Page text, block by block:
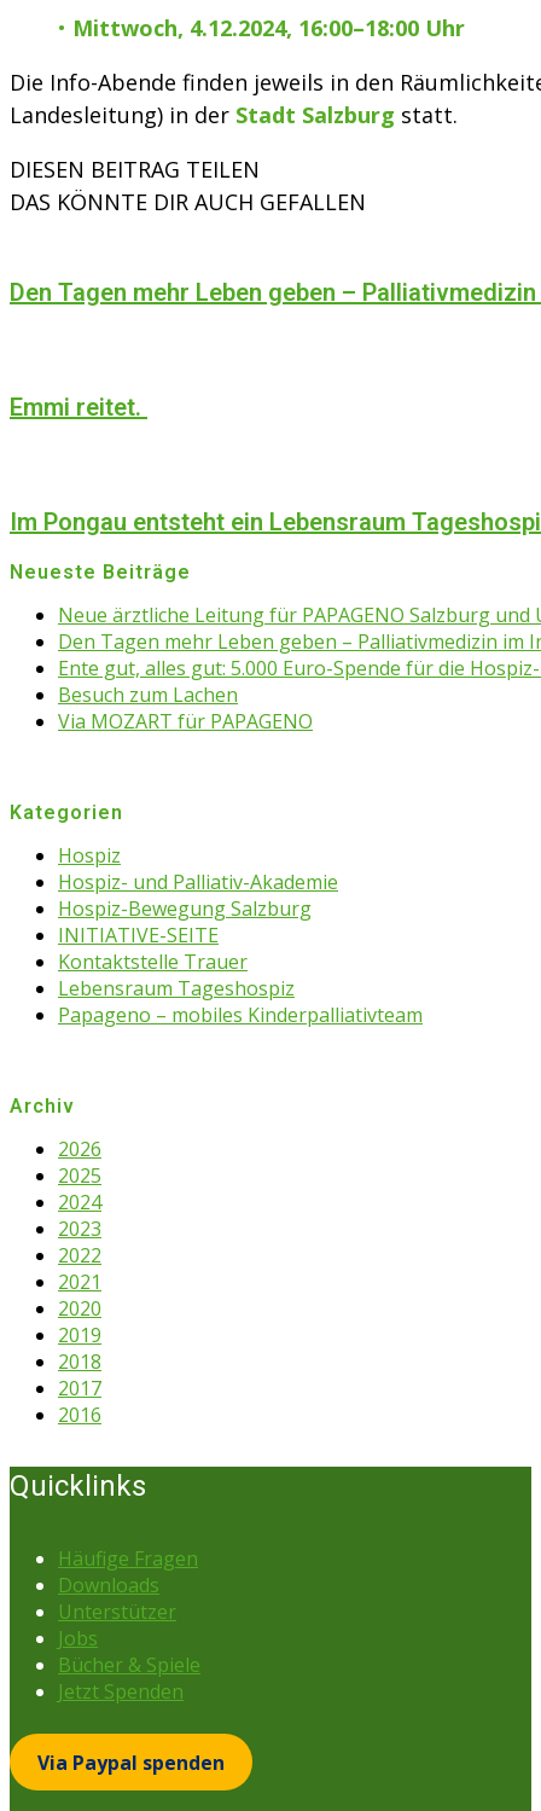
• Mittwoch, 4.12.2024, 16:00–18:00 Uhr
Die Info-Abende finden jeweils in den
Landesleitung) in der Stadt Salzburg statt.
DIESEN BEITRAG TEILEN
DAS KÖNNTE DIR AUCH GEFALLEN
Den Tagen mehr Leben geben –
Emmi reitet.
Im Pongau entsteht ein Lebensraum
Neueste Beiträge
Neue ärztliche Leitung für PAPAGENO Salzburg und
Den Tagen mehr Leben geben – Palliativmedizin im
Ente gut, alles gut: 5.000 Euro-Spende für die
Besuch zum Lachen
Via MOZART für PAPAGENO
Kategorien
Hospiz
Hospiz- und Palliativ-Akademie
Hospiz-Bewegung Salzburg
INITIATIVE-SEITE
Kontaktstelle Trauer
Lebensraum Tageshospiz
Papageno – mobiles Kinderpalliativteam
Archiv
2026
2025
2024
2023
2022
2021
2020
2019
2018
2017
2016
Quicklinks
Häufige Fragen
Downloads
Unterstützer
Jobs
Bücher & Spiele
Jetzt Spenden
Via Paypal spenden